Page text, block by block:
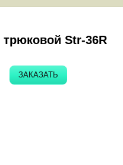
трюковой Str-36R
ЗАКАЗАТЬ